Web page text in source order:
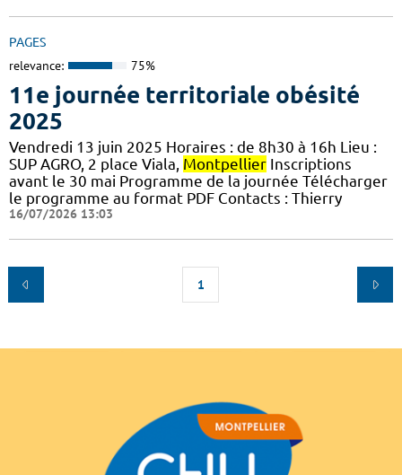
PAGES
relevance: 75%
11e journée territoriale obésité
2025
Vendredi 13 juin 2025 Horaires : de 8h30 à 16h Lieu :
SUP AGRO, 2 place Viala, Montpellier Inscriptions
avant le 30 mai Programme de la journée Télécharger
le programme au format PDF Contacts : Thierry
16/07/2026 13:03
1